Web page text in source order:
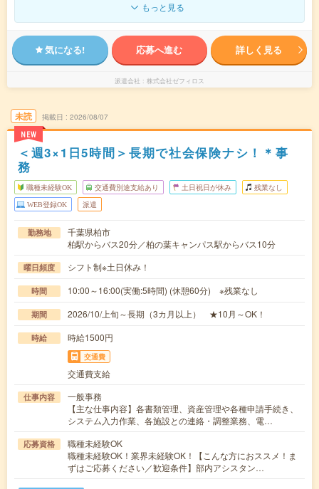
もっと見る
気になる! 応募へ進む 詳しく見る
派遣会社 株式会社ゼフィロス
未読
NEW
掲載日 2026/08/07
＜週3×1日5時間＞長期で社会保険ナシ！＊事
務
職種未経験OK 交通費別途支給あり 土日祝日が休み 残業なし
WEB登録OK 派遣
勤務地
千葉県柏市
柏駅からバス20分／柏の葉キャンパス駅からバス10分
曜日頻度 シフト制※土日休み！
時間 10:00～16:00(実働:5時間) (休憩60分) ※残業なし
期間 2026/10/上旬～長期（3カ月以上） ★10月～OK！
時給 時給1500円
交通費
交通費支給
仕事内容
一般事務
【主な仕事内容】各書類管理、資産管理や各種申請手続き、
システム入力作業、各施設との連絡・調整業務、電…
応募資格
職種未経験OK
職種未経験OK！業界未経験OK！【こんな方におススメ！ま
ずはご応募ください／歓迎条件】部内アシスタン…